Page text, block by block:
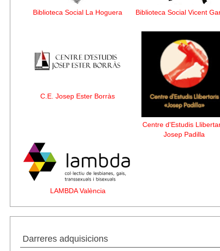
Biblioteca Social La Hoguera Biblioteca Social Vicent
C.E. Josep Ester Borràs
Centre d'Estudis
Josep Padilla
LAMBDA València
Darreres adquisicions